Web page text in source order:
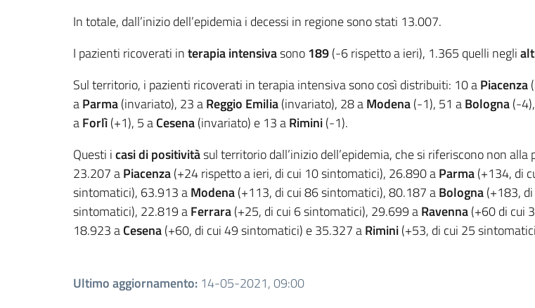
In totale, dall’inizio dell’epidemia i decessi in regione sono stati 13.007.
I pazienti ricoverati interapia intensivasono189(-6 rispetto a ieri), 1.365 quelli negli
Sul territorio, i pazienti ricoverati in terapia intensiva sono così distribuiti: 10 aPiacenza
aParma(invariato), 23 aReggio Emilia(invariato), 28 aModena(-1), 51 aBologna(-
aForlì(+1), 5 aCesena(invariato) e 13 aRimini(-1).
Questi icasi di positivitàsul territorio dall’inizio dell’epidemia, che si riferiscono non
23.207 aPiacenza(+24 rispetto a ieri, di cui 10 sintomatici), 26.890 aParma(+134, di
sintomatici), 63.913 aModena(+113, di cui 86 sintomatici), 80.187 aBologna(+183,
sintomatici), 22.819 aFerrara(+25, di cui 6 sintomatici), 29.699 aRavenna(+60 di cui
18.923 aCesena(+60, di cui 49 sintomatici) e 35.327 aRimini(+53, di cui 25
Ultimo aggiornamento: 14-05-2021, 09:00